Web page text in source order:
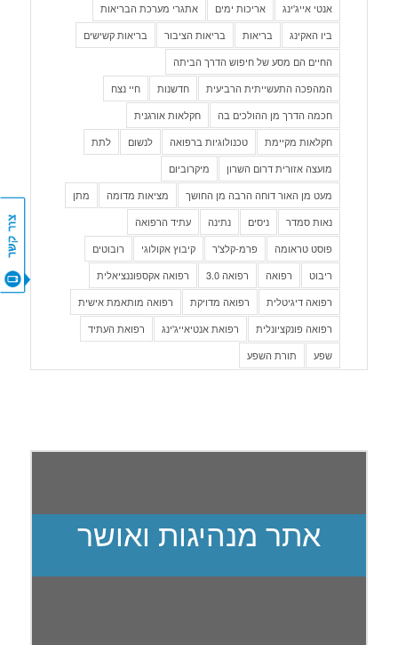
אנטי אייג'ינג
אריכות ימים
אתגרי מערכת הבריאות
ביו האקינג
בריאות בריאות הציבור
בריאות קשישים
החיים הם מסע של חיפוש הדרך הביתה
המהפכה התעשייתית הרביעית
חדשנות
חיי נצח
חכמה הדרך מן ההולכים בה
חקלאות אורגנית
חקלאות מקיימת
טכנולוגיות ברפואה לנשום
לתת
מועצה אזורית דרום השרון
מיקרוביום
מעט מן האור דוחה הרבה מן החושך
מציאות מדומה
מתן
נאות סמדר
ניסים נתינה
עתיד הרפואה
פוסט טראומה
פרמ-קלצ'ר קיבוץ אקולוגי
רובוטים
ריבוט
רפואה רפואה 3.0
רפואה אקספוננציאלית
רפואה דיגיטלית
רפואה מדויקת
רפואה מותאמת אישית
רפואה פונקציונלית
רפואת אנטיאייג'ינג
רפואת העתיד
שפע
תורת השפע
אתר מנהיגות ואושר
צור קשר